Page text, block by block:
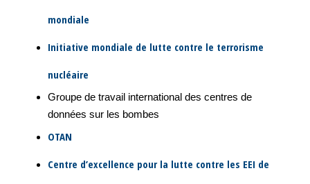
mondiale
Initiative mondiale de lutte contre le terrorisme
nucléaire
Groupe de travail international des centres de
données sur les bombes
OTAN
Centre d’excellence pour la lutte contre les EEI de